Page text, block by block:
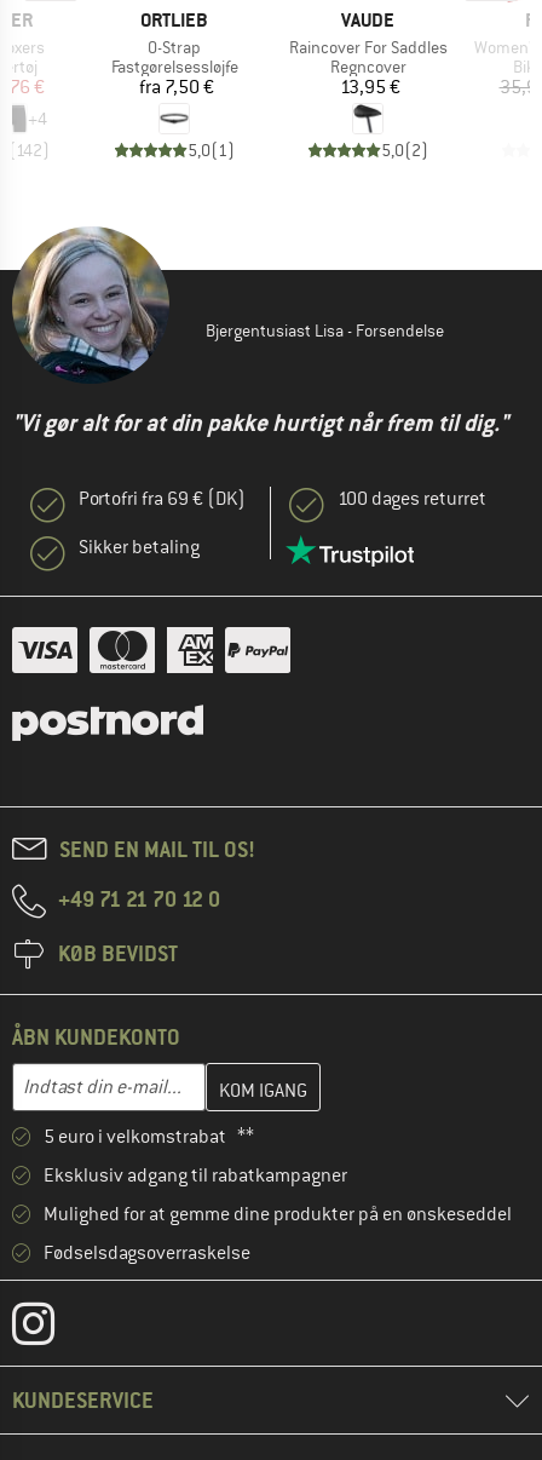
pris
€
+4
(142)
MÆRKE
ORTLIEB
Artikel
O-Strap
Produktgruppe
Fastgørelsessløjfe
Pris
fra 7,50 €
5,0(1)
MÆRKE
VAUDE
Artikel
Raincover For Saddles
Produktgruppe
Regncover
Pris
13,95 €
5,0(2)
Artikel
Bjergentusiast Lisa - Forsendelse
"Vi gør alt for at din pakke hurtigt når frem til dig."
Portofri fra 69 € (DK)
Sikker betaling
100 dages returret
SEND EN MAIL TIL OS!
+49 71 21 70 12 0
KØB BEVIDST
ÅBN KUNDEKONTO
E-mail-adresse
Indtast din e-mailadresse her, og opret i næste trin din
5 euro i velkomstrabat **
Eksklusiv adgang til rabatkampagner
Mulighed for at gemme dine produkter på en ønskeseddel
Fødselsdagsoverraskelse
KUNDESERVICE